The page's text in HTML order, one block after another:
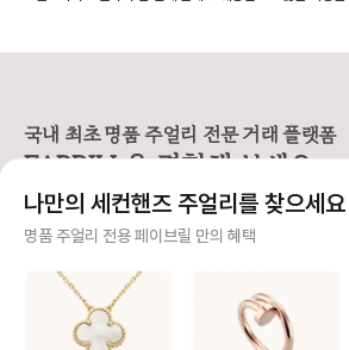
은 웨딩 밴드로 데일리 착용할 때 특
모델을 나눠서 보는 것이 좋습니다.
[사이즈 선택 가이드] ❶ 기본 콰트로
✔️ 평소에 착용하는 정 사이즈로 편
안하게 착용 가능해요. 👉 예: 평소
51호 착용 → 51호 추천 ❷ 콰트로
레이어드된 구조라 실제 착용감이평
소 반지보다 살짝 타이트하게 느껴질
수 있습니다. ✔️ 평소 링 사이즈보다
한 사이즈 크게 선택을 추천해요.
은 이런 콰트로 링을 오
빼두는 게 좋아요. ➋
드러운 천으로 닦아 표면
조시켜주세요. ➍ 향수·
출은 피해주세요. [PVD] 브라운·
지나면 색이 옅어질 수
소재 특성상 흔히 나타나
요. 다만 손소독제·향수
국내 최초 명품 주얼리 전문 거래 플랫폼
FABRILL을 경험해 보세요.
사기 걱정 없는 안전 결제
니면 반환해 드려요.
주얼리 전문 이중 검수
나만의 세컨핸즈 주얼리를 찾으세요
명품 주얼리 전용 페이브릴 만의 혜택